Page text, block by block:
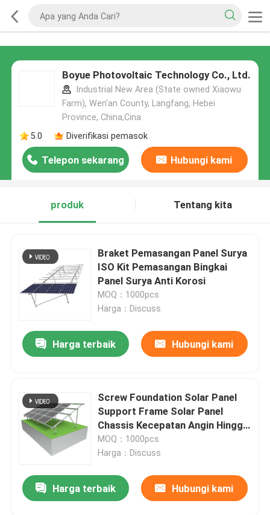
Boyue Photovoltaic Technology Co., Ltd.
Industrial New Area (State owned Xiaowu
Farm), Wen'an County, Langfang, Hebei
Province, China,Cina
5.0
Diverifikasi pemasok
Telepon sekarang Hubungi kami
produk Tentang kita
Braket Pemasangan Panel Surya
ISO Kit Pemasangan Bingkai
Panel Surya Anti Korosi
MOQ：1000pcs
Harga：Discuss
Harga terbaik Hubungi kami
Screw Foundation Solar Panel
Support Frame Solar Panel
Chassis Kecepatan Angin Hingga
60m / S
MOQ：1000pcs
Harga：Discuss
Harga terbaik Hubungi kami